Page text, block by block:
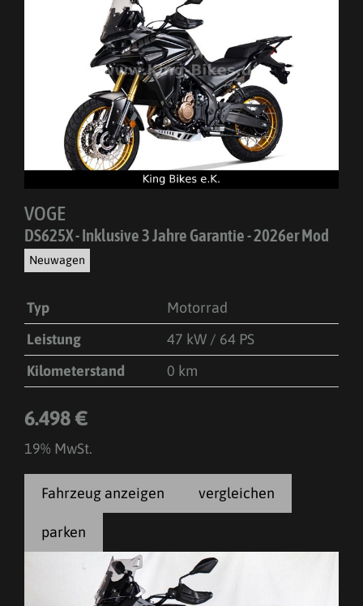
VOGE
DS625X - Inklusive 3 Jahre Garantie - 2026er Mod
Neuwagen
Typ
Motorrad
Leistung
47 kW / 64 PS
Kilometerstand
0 km
6.498 €
19% MwSt.
Fahrzeug anzeigen vergleichen
parken